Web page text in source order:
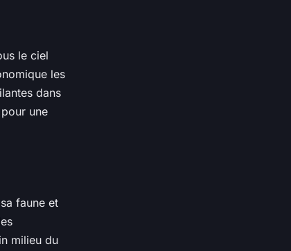
le ciel
les
dans
une
faune et
milieu du